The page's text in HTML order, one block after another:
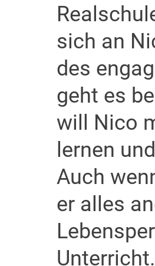
sich an
des
geht es
will Nico
lernen
Auch
er alles